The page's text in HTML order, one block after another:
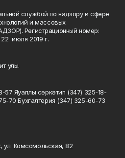
службой по надзору в сфере
и массовых
Регистрационный номер:
июля 2019 г.
улы.
Яуаплы сәркәтип (347) 325-18-
70 Бухгалтерия (347) 325-60-73
ул. Комсомольская, 82